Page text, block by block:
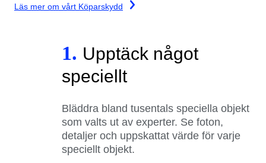
Läs mer om vårt Köparskydd
1. Upptäck något
speciellt
Bläddra bland tusentals speciella objekt
som valts ut av experter. Se foton,
detaljer och uppskattat värde för varje
speciellt objekt.